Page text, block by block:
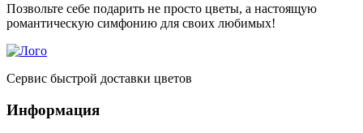
Позвольте себе подарить не просто цветы, а настоящую
романтическую симфонию для своих любимых!
Сервис быстрой доставки цветов
Информация